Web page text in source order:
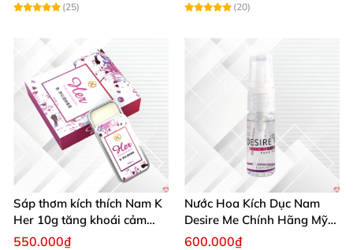
(25)
(20)
Sáp thơm kích thích Nam K
Her 10g tăng khoái cảm
phái mạnh
550.000₫
Nước Hoa Kích Dục Nam
Desire Me Chính Hãng Mỹ
Tăng Khoái Cảm
600.000₫